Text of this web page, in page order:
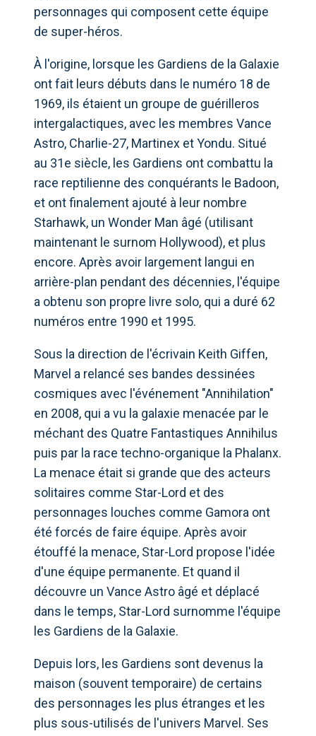
personnages qui composent cette équipe
de super-héros.
À l'origine, lorsque les Gardiens de la Galaxie
ont fait leurs débuts dans le numéro 18 de
1969, ils étaient un groupe de guérilleros
intergalactiques, avec les membres Vance
Astro, Charlie-27, Martinex et Yondu. Situé
au 31e siècle, les Gardiens ont combattu la
race reptilienne des conquérants le Badoon,
et ont finalement ajouté à leur nombre
Starhawk, un Wonder Man âgé (utilisant
maintenant le surnom Hollywood), et plus
encore. Après avoir largement langui en
arrière-plan pendant des décennies, l'équipe
a obtenu son propre livre solo, qui a duré 62
numéros entre 1990 et 1995.
Sous la direction de l'écrivain Keith Giffen,
Marvel a relancé ses bandes dessinées
cosmiques avec l'événement "Annihilation"
en 2008, qui a vu la galaxie menacée par le
méchant des Quatre Fantastiques Annihilus
puis par la race techno-organique la Phalanx.
La menace était si grande que des acteurs
solitaires comme Star-Lord et des
personnages louches comme Gamora ont
été forcés de faire équipe. Après avoir
étouffé la menace, Star-Lord propose l'idée
d'une équipe permanente. Et quand il
découvre un Vance Astro âgé et déplacé
dans le temps, Star-Lord surnomme l'équipe
les Gardiens de la Galaxie.
Depuis lors, les Gardiens sont devenus la
maison (souvent temporaire) de certains
des personnages les plus étranges et les
plus sous-utilisés de l'univers Marvel. Ses